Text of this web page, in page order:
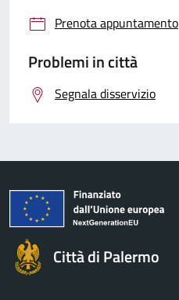
Prenota appuntamento
Problemi in città
Segnala disservizio
Città di Palermo